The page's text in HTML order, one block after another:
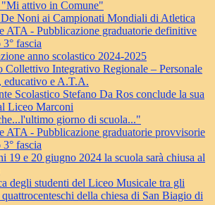
"Mi attivo in Comune"
Noni ai Campionati Mondiali di Atletica
ATA - Pubblicazione graduatorie definitive
3° fascia
anno scolastico 2024-2025
Collettivo Integrativo Regionale – Personale
educativo e A.T.A.
Scolastico Stefano Da Ros conclude la sua
Liceo Marconi
giorno di scuola..."
ATA - Pubblicazione graduatorie provvisorie
3° fascia
19 e 20 giugno 2024 la scuola sarà chiusa al
degli studenti del Liceo Musicale tra gli
della chiesa di San Biagio di